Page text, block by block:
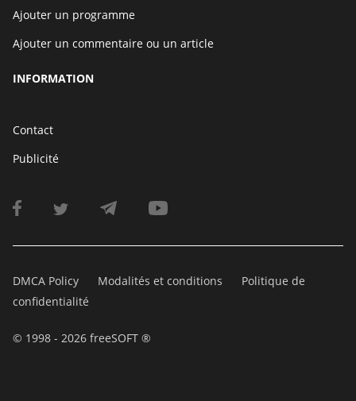
Ajouter un programme
Ajouter un commentaire ou un article
INFORMATION
Contact
Publicité
DMCA Policy Modalités et conditions
Politique de
confidentialité
© 1998 - 2026 freeSOFT ®